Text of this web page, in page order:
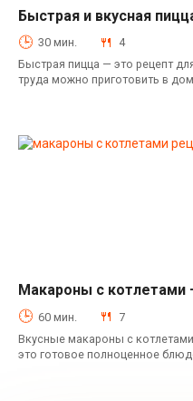
Выпечка
Быстрая и вкусная
30 мин. 4
Быстрая пицца — это рецепт
труда можно приготовить в
Горячие блюда
Макароны с
60 мин. 7
Вкусные макароны с
это готовое полноценное